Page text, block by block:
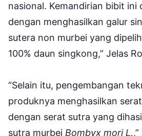
nasional. Kemandirian bibit ini
dengan menghasilkan galur
sutera non murbei yang
100% daun singkong,” Jelas
“Selain itu, pengembangan
produknya menghasilkan
dengan serat sutra yang
sutra murbei Bombyx mori L.